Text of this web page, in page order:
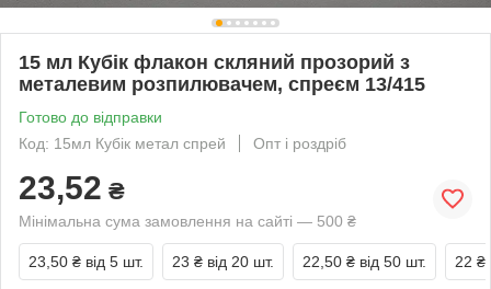
15 мл Кубік флакон скляний прозорий з
металевим розпилювачем, спреєм 13/415
Готово до відправки
Код: 15мл Кубік метал спрей
Опт і роздріб
23,52 ₴
Мінімальна сума замовлення на сайті — 500 ₴
23,50 ₴ від 5 шт. 23 ₴ від 20 шт. 22,50 ₴ від 50 шт. 22 ₴